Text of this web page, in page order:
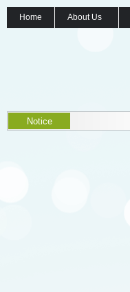
Home About Us
Notice